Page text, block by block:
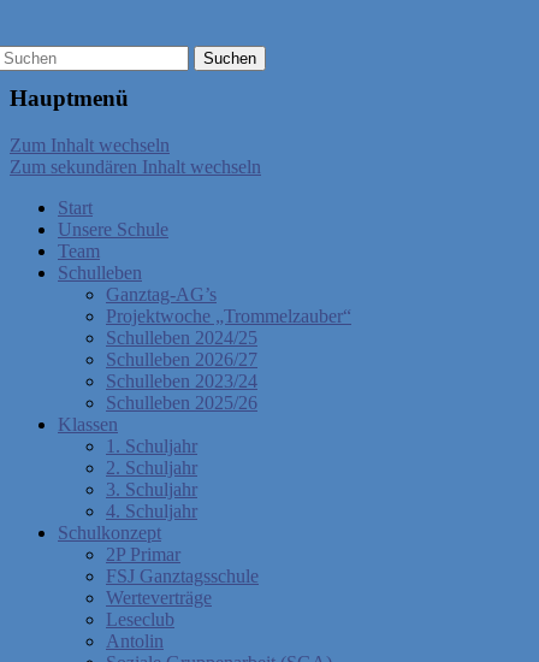
Hauptmenü
Zum Inhalt wechseln
Zum sekundären Inhalt wechseln
Start
Unsere Schule
Team
Schulleben
Ganztag-AG’s
Projektwoche „Trommelzauber“
Schulleben 2024/25
Schulleben 2026/27
Schulleben 2023/24
Schulleben 2025/26
Klassen
1. Schuljahr
2. Schuljahr
3. Schuljahr
4. Schuljahr
Schulkonzept
2P Primar
FSJ Ganztagsschule
Werteverträge
Leseclub
Antolin